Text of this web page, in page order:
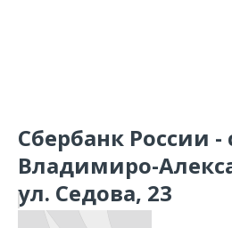
Сбербанк России -
Владимиро-
ул. Седова, 23